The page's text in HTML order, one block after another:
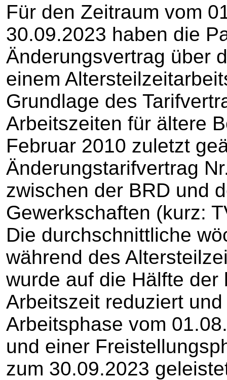
Für den Zeitraum vom
30.09.2023 haben die
Änderungsvertrag über
einem
Grundlage des
Arbeitszeiten für ältere
Februar 2010 zuletzt
Änderungstarifvertrag
zwischen der BRD und
Gewerkschaften (kurz:
Die durchschnittliche
während des
wurde auf die Hälfte
Arbeitszeit reduziert
Arbeitsphase vom
und einer
zum 30.09.2023